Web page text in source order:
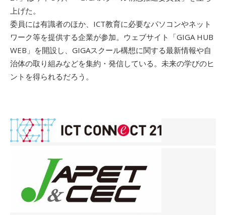
上げた。
委員には有識者のほか、ICT教育に必要なパソコンやネット
ワーク等を提供する企業が参加。ウェブサイト「GIGA HUB
WEB」を開設し、GIGAスクール構想に関する最新情報や自
治体の取り組みなどを集約・発信している。未来の学びのヒ
ントを得られるだろう。